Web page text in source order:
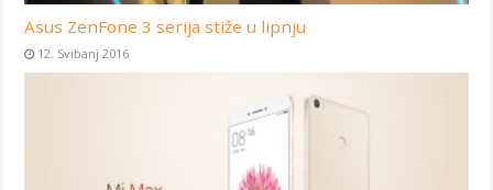
Asus ZenFone 3 serija stiže u lipnju
12. Svibanj 2016